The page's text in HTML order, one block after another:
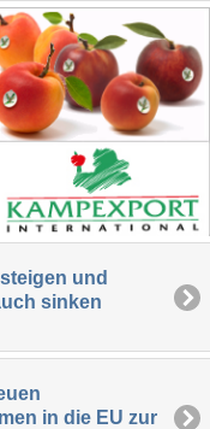
und
sinken
in die EU zur